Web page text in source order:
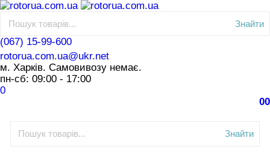
Знайти
(067) 15-99-600
rotorua.com.ua@ukr.net
м. Харків. Самовивозу немає.
пн-сб: 09:00 - 17:00
0
00
Знайти